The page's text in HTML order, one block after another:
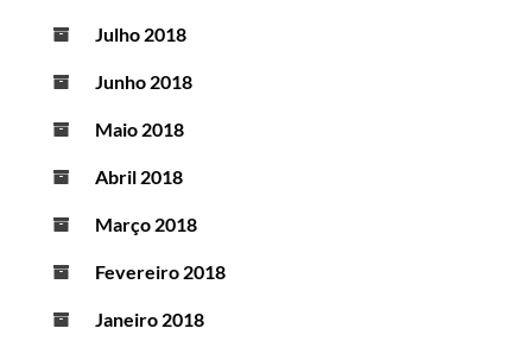
Julho 2018
Junho 2018
Maio 2018
Abril 2018
Março 2018
Fevereiro 2018
Janeiro 2018